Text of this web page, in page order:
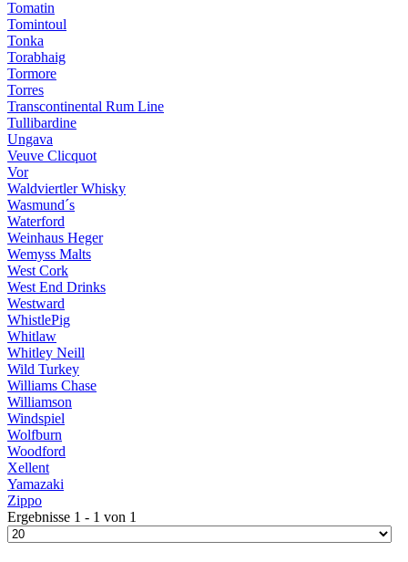
Tomatin
Tomintoul
Tonka
Torabhaig
Tormore
Torres
Transcontinental Rum Line
Tullibardine
Ungava
Veuve Clicquot
Vor
Waldviertler Whisky
Wasmund´s
Waterford
Weinhaus Heger
Wemyss Malts
West Cork
West End Drinks
Westward
WhistlePig
Whitlaw
Whitley Neill
Wild Turkey
Williams Chase
Williamson
Windspiel
Wolfburn
Woodford
Xellent
Yamazaki
Zippo
Ergebnisse 1 - 1 von 1